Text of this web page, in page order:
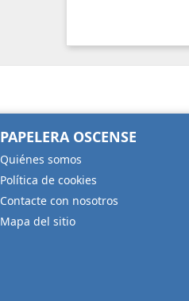
PAPELERA OSCENSE
Quiénes somos
Política de cookies
Contacte con nosotros
Mapa del sitio